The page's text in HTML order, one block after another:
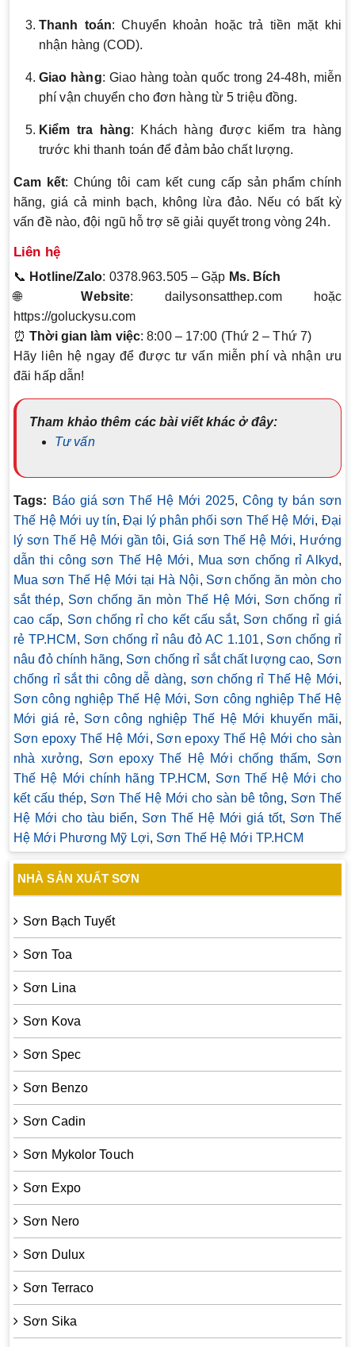
Thanh toán: Chuyển khoản hoặc trả tiền mặt khi
nhận hàng (COD).
Giao hàng: Giao hàng toàn quốc trong 24-48h, miễn
phí vận chuyển cho đơn hàng từ 5 triệu đồng.
Kiểm tra hàng: Khách hàng được kiểm tra hàng
trước khi thanh toán để đảm bảo chất lượng.
Cam kết: Chúng tôi cam kết cung cấp sản phẩm chính
hãng, giá cả minh bạch, không lừa đảo. Nếu có bất kỳ
vấn đề nào, đội ngũ hỗ trợ sẽ giải quyết trong vòng 24h.
Liên hệ
📞 Hotline/Zalo: 0378.963.505 – Gặp Ms. Bích
🌐Website: dailysonsatthep.com hoặc
https://goluckysu.com
⏰Thời gian làm việc: 8:00 – 17:00 (Thứ 2 – Thứ 7)
Hãy liên hệ ngay để được tư vấn miễn phí và nhận ưu
đãi hấp dẫn!
Tham khảo thêm các bài viết khác ở đây:
Tư vấn
Tags: Báo giá sơn Thế Hệ Mới 2025, Công ty bán sơn
Thế Hệ Mới uy tín,Đại lý phân phối sơn Thế Hệ Mới, Đại
lý sơn Thế Hệ Mới gần tôi,Giá sơn Thế Hệ Mới, Hướng
dẫn thi công sơn Thế Hệ Mới, Mua sơn chống rỉ Alkyd,
Mua sơn Thế Hệ Mới tại Hà Nội, Sơn chống ăn mòn cho
sắt thép, Sơn chống ăn mòn Thế Hệ Mới, Sơn chống rỉ
cao cấp, Sơn chống rỉ cho kết cấu sắt, Sơn chống rỉ giá
rẻ TP.HCM , Sơn chống rỉ nâu đỏ AC 1.101, Sơn chống rỉ
nâu đỏ chính hãng, Sơn chống rỉ sắt chất lượng cao, Sơn
chống rỉ sắt thi công dễ dàng, sơn chống rỉ Thế Hệ Mới,
Sơn công nghiệp Thế Hệ Mới, Sơn công nghiệp Thế Hệ
Mới giá rẻ, Sơn công nghiệp Thế Hệ Mới khuyến mãi,
Sơn epoxy Thế Hệ Mới, Sơn epoxy Thế Hệ Mới cho sàn
nhà xưởng, Sơn epoxy Thế Hệ Mới chống thấm, Sơn
Thế Hệ Mới chính hãng TP.HCM, Sơn Thế Hệ Mới cho
kết cấu thép, Sơn Thế Hệ Mới cho sàn bê tông, Sơn Thế
Hệ Mới cho tàu biển, Sơn Thế Hệ Mới giá tốt, Sơn Thế
Hệ Mới Phương Mỹ Lợi, Sơn Thế Hệ Mới TP.HCM
NHÀ SẢN XUẤT SƠN
Sơn Bạch Tuyết
Sơn Toa
Sơn Lina
Sơn Kova
Sơn Spec
Sơn Benzo
Sơn Cadin
Sơn Mykolor Touch
Sơn Expo
Sơn Nero
Sơn Dulux
Sơn Terraco
Sơn Sika